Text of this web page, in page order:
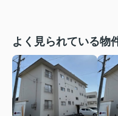
よく見られている物